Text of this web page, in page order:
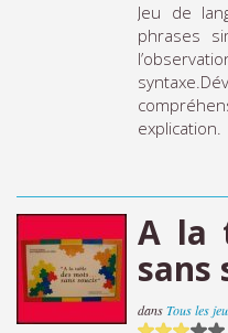
Jeu de
phrases
explication.
A la
sans
dansTous les